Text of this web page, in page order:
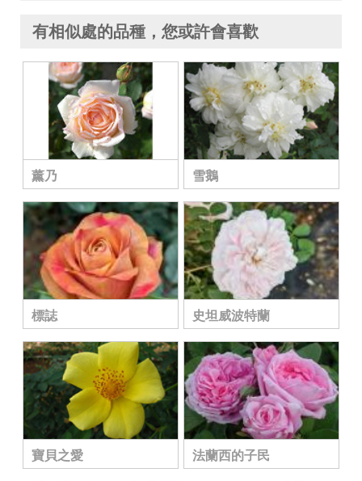
有相似處的品種，您或許會喜歡
薰乃 雪鵝
標誌 史坦威波特蘭
寶貝之愛 法蘭西的子民